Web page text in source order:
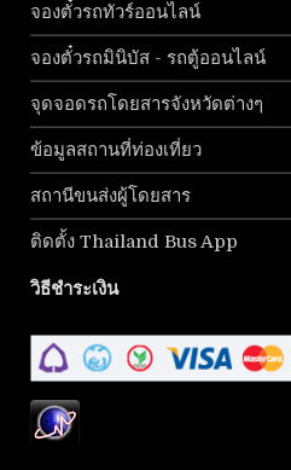
จองตั๋วรถทัวร์ออนไลน์
จองตั๋วรถมินิบัส - รถตู้ออนไลน์
จุดจอดรถโดยสารจังหวัดต่างๆ
ข้อมูลสถานที่ท่องเที่ยว
สถานีขนส่งผู้โดยสาร
ติดตั้ง Thailand Bus App
วิธีชำระเงิน